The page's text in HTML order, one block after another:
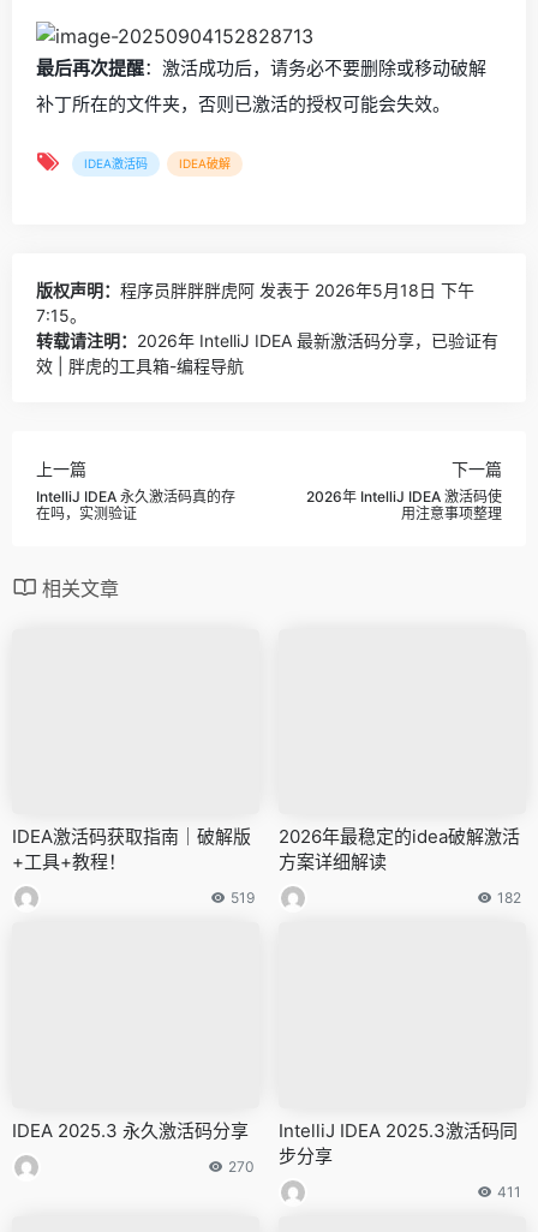
最后再次提醒：激活成功后，请务必不要删除或移动破解
补丁所在的文件夹，否则已激活的授权可能会失效。
IDEA激活码 IDEA破解
版权声明： 程序员胖胖胖虎阿 发表于 2026年5月18日 下午
7:15。
转载请注明： 2026年 IntelliJ IDEA 最新激活码分享，已验证有
效 | 胖虎的工具箱-编程导航
上一篇
IntelliJ IDEA 永久激活码真的存
在吗，实测验证
下一篇
2026年 IntelliJ IDEA 激活码使
用注意事项整理
相关文章
IDEA激活码获取指南｜破解版
+工具+教程！
519
2026年最稳定的idea破解激活
方案详细解读
182
IDEA 2025.3 永久激活码分享
270
IntelliJ IDEA 2025.3激活码同
步分享
411